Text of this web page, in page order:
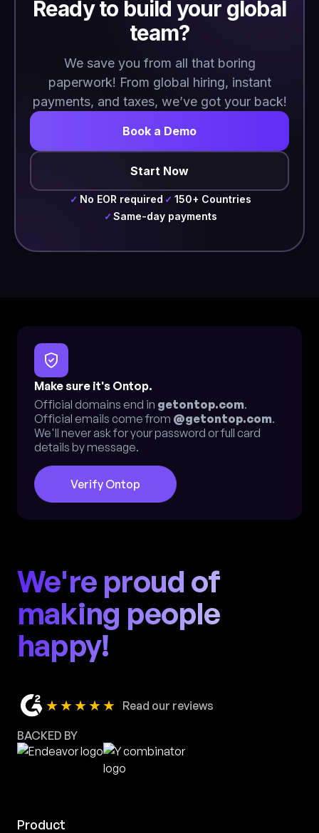
Ready to build your global
team?
We save you from all that boring
paperwork! From global hiring, instant
payments, and taxes, we’ve got your back!
Book a Demo
Start Now
✓ No EOR required ✓ 150+ Countries
✓ Same-day payments
Make sure it's Ontop.
Official domains end in getontop.com.
Official emails come from @getontop.com.
We'll never ask for your password or full card
details by message.
Verify Ontop
We're proud of
making people
happy!
★★★★★ Read our reviews
BACKED BY
Product